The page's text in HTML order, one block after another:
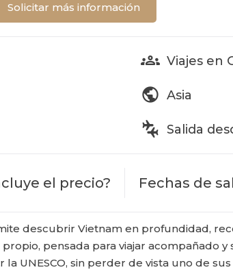
Solicitar más información
groups Viajes en
public Asia
connecting_airports Salida
el precio? Fechas de
descubrir Vietnam en profundidad,
pensada para viajar acompañado
UNESCO, sin perder de vista uno de